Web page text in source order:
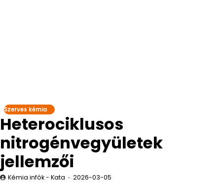
Szerves kémia
Heterociklusos
nitrogénvegyületek
jellemzői
Kémia infók - Kata 2026-03-05